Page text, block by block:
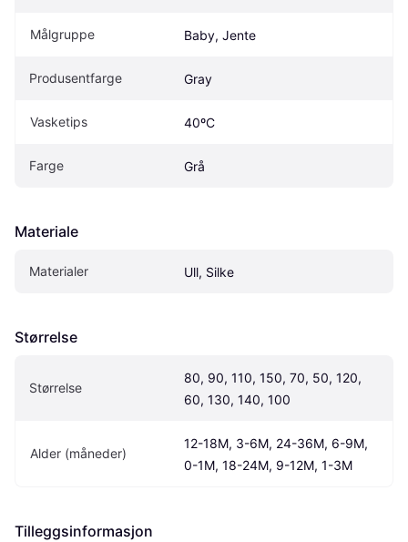
Målgruppe Baby, Jente
Produsentfarge Gray
Vasketips 40ºC
Farge Grå
Materiale
Materialer Ull, Silke
Størrelse
Størrelse
80, 90, 110, 150, 70, 50, 120,
60, 130, 140, 100
Alder (måneder)
12-18M, 3-6M, 24-36M, 6-9M,
0-1M, 18-24M, 9-12M, 1-3M
Tilleggsinformasjon